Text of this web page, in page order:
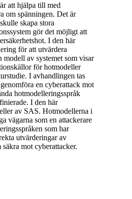
att hjälpa till med
om spänningen. Det är
skapa stora
gör det möjligt att
I den här
för att utvärdera
av systemet som visar
för hotmodeller
I avhandlingen tas
en cyberattack mot
hotmodelleringsspråk
I den här
av SAS. Hotmodellerna i
vägarna som en attackerare
som har
utvärderingar av
mot cyberattacker.